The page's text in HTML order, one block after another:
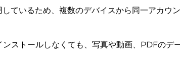
ているため、複数のデバイスから同一アカウ
ストールしなくても、写真や動画、PDFのデ